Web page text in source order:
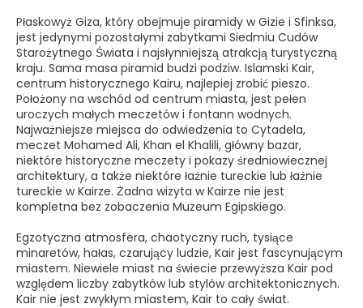
Płaskowyż Giza, który obejmuje piramidy w Gizie i Sfinksa,
jest jedynymi pozostałymi zabytkami Siedmiu Cudów
Starożytnego Świata i najsłynniejszą atrakcją turystyczną
kraju. Sama masa piramid budzi podziw. Islamski Kair,
centrum historycznego Kairu, najlepiej zrobić pieszo.
Położony na wschód od centrum miasta, jest pełen
uroczych małych meczetów i fontann wodnych.
Najważniejsze miejsca do odwiedzenia to Cytadela,
meczet Mohamed Ali, Khan el Khalili, główny bazar,
niektóre historyczne meczety i pokazy średniowiecznej
architektury, a także niektóre łaźnie tureckie lub łaźnie
tureckie w Kairze. Żadna wizyta w Kairze nie jest
kompletna bez zobaczenia Muzeum Egipskiego.
Egzotyczna atmosfera, chaotyczny ruch, tysiące
minaretów, hałas, czarujący ludzie, Kair jest fascynującym
miastem. Niewiele miast na świecie przewyższa Kair pod
względem liczby zabytków lub stylów architektonicznych.
Kair nie jest zwykłym miastem, Kair to cały świat.